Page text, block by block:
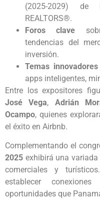
(2025-2029)
REALTORS®.
Foros clave
tendencias del
inversión.
Temas innovadores
apps inteligentes,
Entre los expositores
José Vega, Adrián
Ocampo, quienes
el éxito en Airbnb.
Complementando el
2025 exhibirá una
comerciales y
establecer
oportunidades que